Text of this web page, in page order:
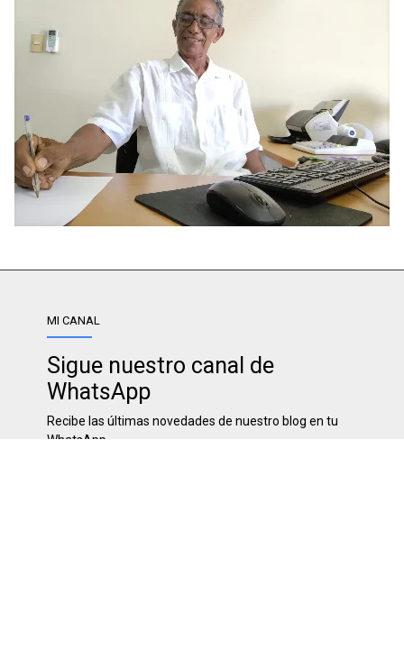
MI CANAL
Sigue nuestro canal de
WhatsApp
Recibe las últimas novedades de nuestro blog en tu
WhatsApp